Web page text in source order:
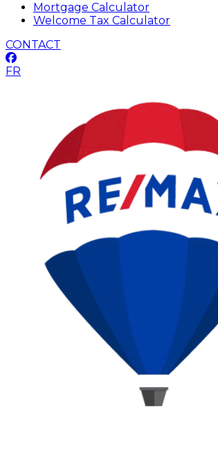
Mortgage Calculator
Welcome Tax Calculator
CONTACT
FR